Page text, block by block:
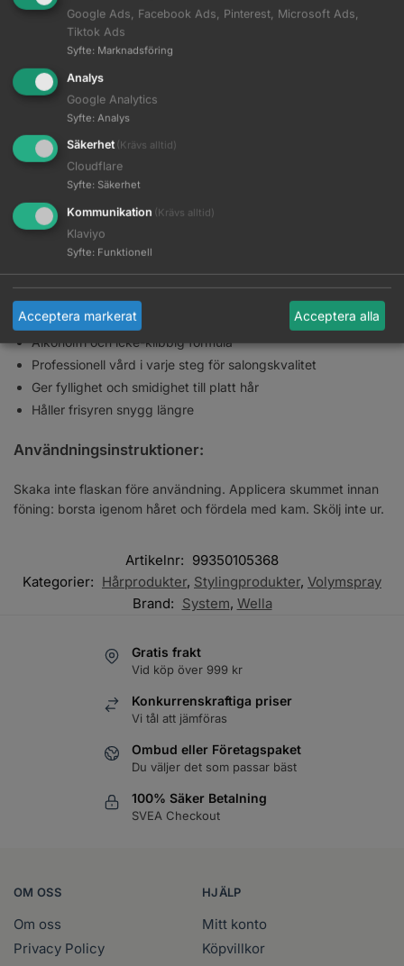
BB Amplifying Foam ger en viktlös studs med en
volymskyddande formula som inte lämnar någon fet hinna.
Skyddar håret från värme vid styling och är fri från alkohol,
vilket skyddar hårfibern från skador utan att håret känns stelt.
Utöver långvarig stadga och volym, ger denna volymgivande
formula också värmeskydd vid användning av värmeverktyg.
Formulan är berikad med CreativeCode™ som ökar hårets
energi och följsamhet. Skummet har en icke-klibbig konsistens
som förhindrar att hårfibern slits.
Egenskaper:
Skyddar hårfibrerna från att slitas under styling
Idealisk för dig som vill ha mer volym i fint till normalt hår
Alkoholfri och icke-klibbig formula
Professionell vård i varje steg för salongskvalitet
Ger fyllighet och smidighet till platt hår
Håller frisyren snygg längre
Användningsinstruktioner:
Skaka inte flaskan före användning. Applicera skummet innan
föning: borsta igenom håret och fördela med kam. Skölj inte ur.
Artikelnr: 99350105368
Kategorier: Hårprodukter, Stylingprodukter, Volymspray
Brand: System, Wella
Gratis frakt
Vid köp över 999 kr
Konkurrenskraftiga priser
Vi tål att jämföras
Ombud eller Företagspaket
Du väljer det som passar bäst
100% Säker Betalning
SVEA Checkout
OM OSS
Om oss
Privacy Policy
HJÄLP
Mitt konto
Köpvillkor
Google Ads, Facebook Ads, Pinterest, Microsoft Ads,
Tiktok Ads
Syfte: Marknadsföring
Analys
Google Analytics
Syfte: Analys
Säkerhet (Krävs alltid)
Cloudflare
Syfte: Säkerhet
Kommunikation (Krävs alltid)
Klaviyo
Syfte: Funktionell
Acceptera markerat Acceptera alla